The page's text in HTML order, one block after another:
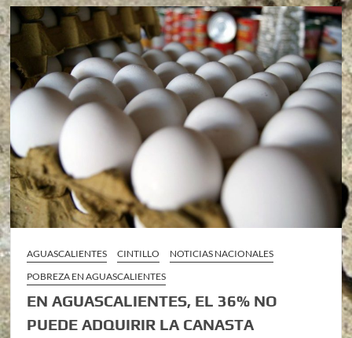
AGUASCALIENTES CINTILLO
NOTICIAS NACIONALES
POBREZA EN AGUASCALIENTES
EN AGUASCALIENTES, EL 36% NO
PUEDE ADQUIRIR LA CANASTA